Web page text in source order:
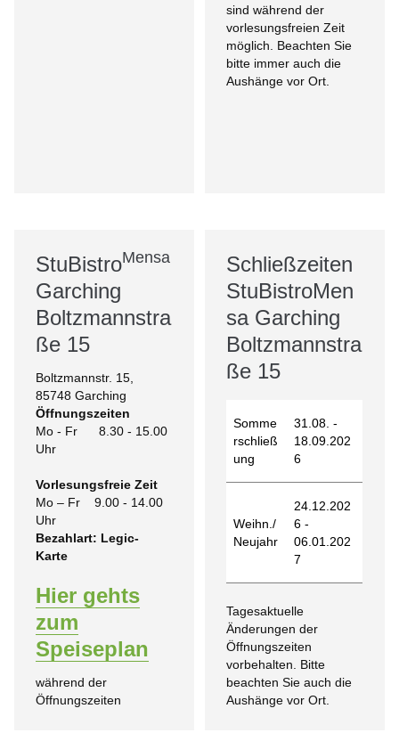
sind während der
vorlesungsfreien Zeit
möglich. Beachten Sie
bitte immer auch die
Aushänge vor Ort.
StuBistroMensa
Garching
Boltzmannstra
ße 15
Boltzmannstr. 15,
85748 Garching
Öffnungszeiten
Mo - Fr 8.30 - 15.00
Uhr
Vorlesungsfreie Zeit
Mo – Fr
9.00 - 14.00
Uhr
Bezahlart: Legic-
Karte
Hier gehts
zum
Speiseplan
während der
Öffnungszeiten
Schließzeiten
StuBistroMen
sa Garching
Boltzmannstra
ße 15
Somme
rschließ
ung
31.08. -
18.09.202
6
Weihn./
Neujahr
24.12.202
6 -
06.01.202
7
Tagesaktuelle
Änderungen der
Öffnungszeiten
vorbehalten. Bitte
beachten Sie auch die
Aushänge vor Ort.